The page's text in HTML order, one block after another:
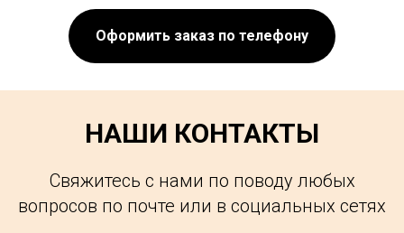
Оформить заказ по телефону
НАШИ КОНТАКТЫ
Свяжитесь с нами по поводу любых
вопросов по почте или в социальных сетях